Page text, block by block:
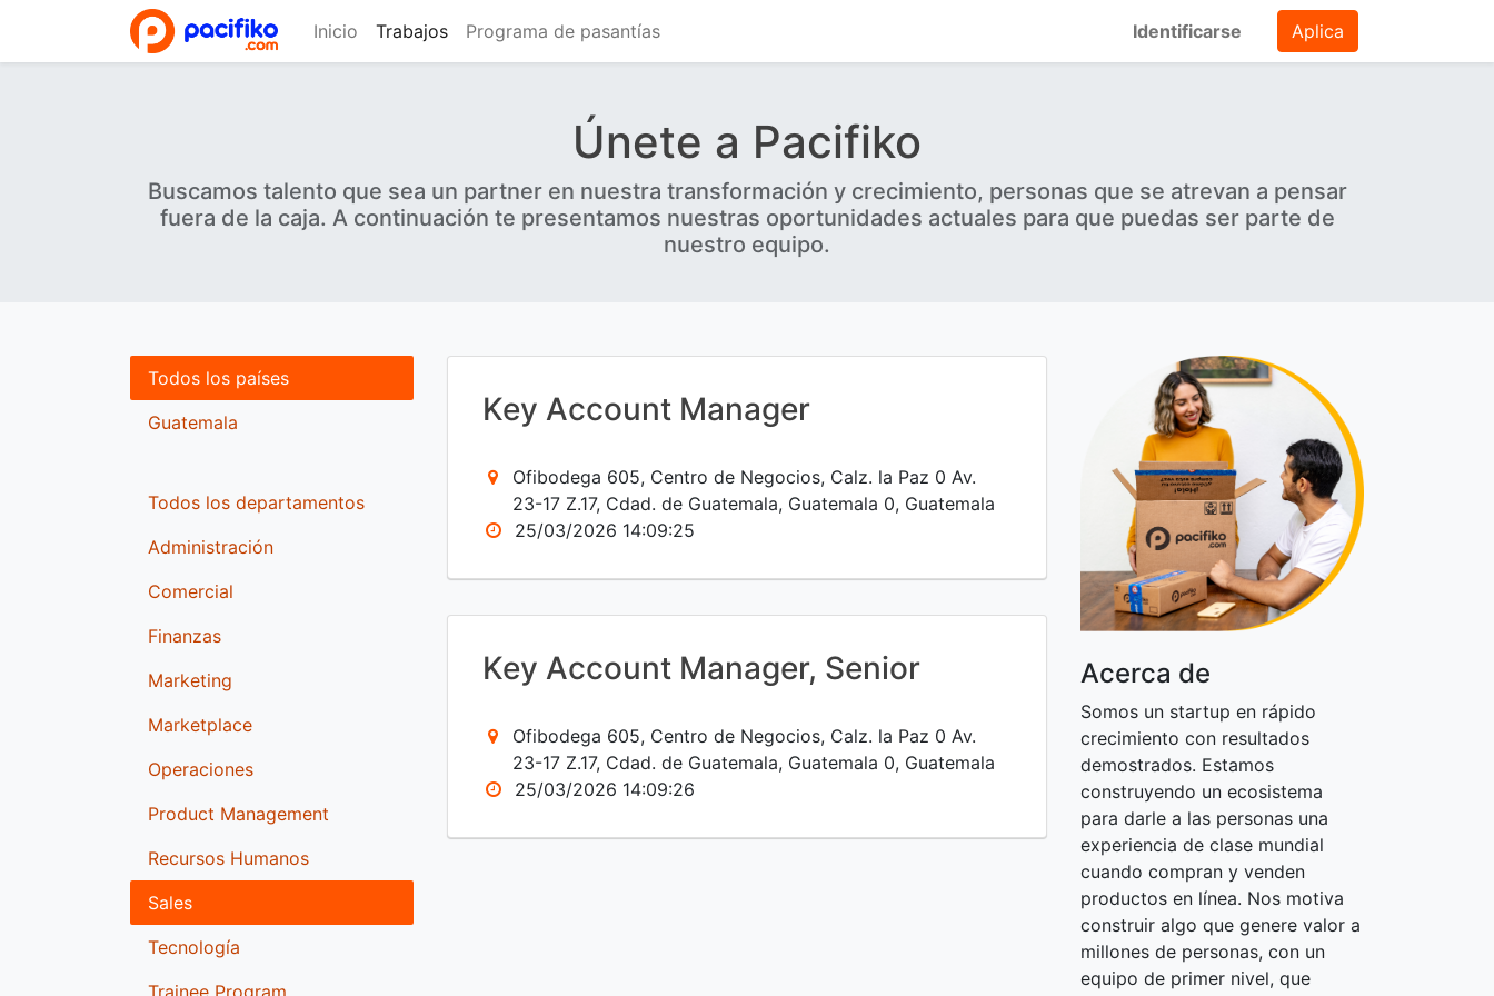
Inicio Trabajos Programa de pasantías Identificarse Aplica
Únete a Pacifiko
Buscamos talento que sea un partner en nuestra transformación y crecimiento, personas que se atrevan a pensar
fuera de la caja. A continuación te presentamos nuestras oportunidades actuales para que puedas ser parte de
nuestro equipo.
Todos los países
Guatemala
Todos los departamentos
Administración
Comercial
Finanzas
Marketing
Marketplace
Operaciones
Product Management
Recursos Humanos
Sales
Tecnología
Trainee Program
Key Account Manager
Ofibodega 605, Centro de Negocios, Calz. la Paz 0 Av.
23-17 Z.17, Cdad. de Guatemala, Guatemala 0, Guatemala
25/03/2026 14:09:25
Key Account Manager, Senior
Ofibodega 605, Centro de Negocios, Calz. la Paz 0 Av.
23-17 Z.17, Cdad. de Guatemala, Guatemala 0, Guatemala
25/03/2026 14:09:26
Acerca de
​Somos un startup en rápido
crecimiento con resultados
demostrados. Estamos
construyendo un ecosistema
para darle a las personas una
experiencia de clase mundial
cuando compran y venden
productos en línea. Nos motiva
construir algo que genere valor a
millones de personas, con un
equipo de primer nivel, que